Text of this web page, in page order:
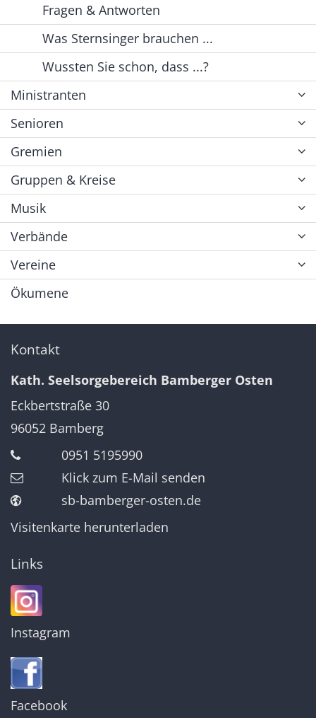
Fragen & Antworten
Was Sternsinger brauchen ...
Wussten Sie schon, dass ...?
Ministranten
Senioren
Gremien
Gruppen & Kreise
Musik
Verbände
Vereine
Ökumene
Kontakt
Kath. Seelsorgebereich Bamberger Osten
Eckbertstraße 30
96052 Bamberg
0951 5195990
Klick zum E-Mail senden
sb-bamberger-osten.de
Visitenkarte herunterladen
Links
Instagram
Facebook